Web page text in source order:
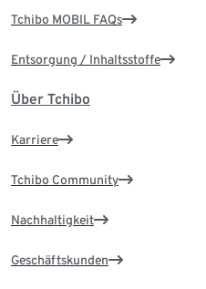
Tchibo MOBIL FAQs
Entsorgung / Inhaltsstoffe
Über Tchibo
Karriere
Tchibo Community
Nachhaltigkeit
Geschäftskunden